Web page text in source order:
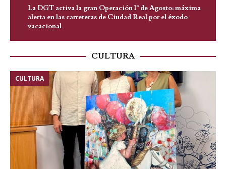
La DGT activa la gran Operación 1º de Agosto: máxima
alerta en las carreteras de Ciudad Real por el éxodo
vacacional
CULTURA
CULTURA